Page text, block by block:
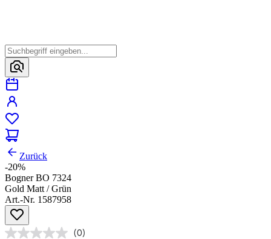
Zurück
-20%
Bogner BO 7324
Gold Matt / Grün
Art.-Nr. 1587958
(0)